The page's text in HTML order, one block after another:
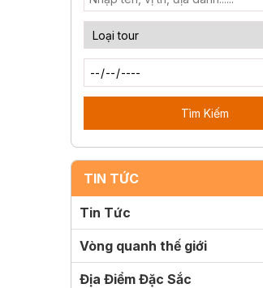
Tìm Kiếm
TIN TỨC
Tin Tức
Vòng quanh thế giới
Địa Điểm Đặc Sắc